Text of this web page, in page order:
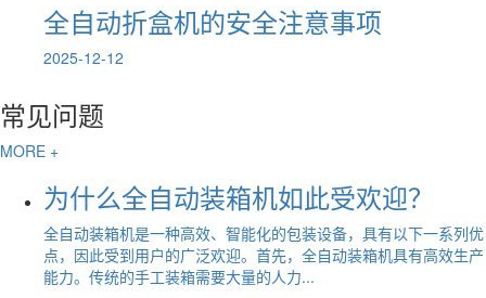
全自动折盒机的安全注意事项
2025-12-12
常见问题
MORE +
为什么全自动装箱机如此受欢迎？
全自动装箱机是一种高效、智能化的包装设备，具有以下一系列优
点，因此受到用户的广泛欢迎。首先，全自动装箱机具有高效生产
能力。传统的手工装箱需要大量的人力...